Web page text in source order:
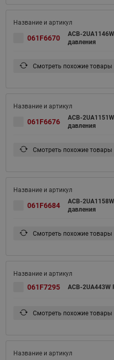
061F6670
ACB-
давления
Смотреть похожие товары
061F6676
ACB-
давления
Смотреть похожие товары
061F6684
ACB-
давления
Смотреть похожие товары
061F7295 ACB-2UA443W
Смотреть похожие товары